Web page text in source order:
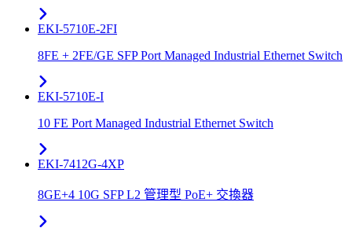
EKI-5710E-2FI
8FE + 2FE/GE SFP Port Managed Industrial Ethernet Switch
EKI-5710E-I
10 FE Port Managed Industrial Ethernet Switch
EKI-7412G-4XP
8GE+4 10G SFP L2 管理型 PoE+ 交換器